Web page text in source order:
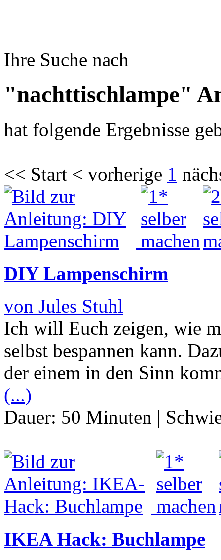
Ihre Suche nach
"nachttischlampe"
hat folgende Ergebnisse
<< Start < vorherige 1
DIY Lampenschirm
von Jules Stuhl
Ich will Euch zeigen, wie
selbst bespannen kann.
der einem in den Sinn
(...)
Dauer: 50 Minuten |
IKEA Hack: Buchlampe